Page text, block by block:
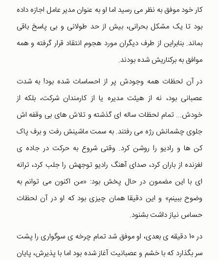
کار خود موفق به نظر می رسید اما او به عنوان مدیر عامل اجازه داده
بود تا یک مشکل بحرانی، بیش از حد طولانی و بی پاسخ باقی
بماند. بنابراین از طرف دیگران مورد هجوم انتقاد قرار گرفته و همه
موافق به برکناریش شده بودند.
در آن لحظات همه وجودش پر از احساسات شده بود! به شدت
عصبانی بود، نه از هیئت مدیره یا از کارمندان شرکت، بلکه از
خودش... تمام لحظات ساله ای گذشته و تلاش های بی وقفه اش
جلوی چشمانش رژه می رفتند. به سمت ماشینش رفت و برف پاک
کن ها و رادیو را روشن کرد. وقتی شروع به حرکت در جاده ی
لغزنده از باران کرد، صدای آهنگ رادیو توجهش را جلب کرد، ترانه
ای با این مضمون در حال پخش بود: «من اکنون می توانم به
وضوح ببینم» و این دقیقا همان چیزی بود که او در آن لحظات
حساس نیاز داشت بشنود.
در 10 دقیقه ی بعدی، او موفق شد تمام چرخه ی سوگواری را پشت
سر بگذارد که با خشم و عصبانیت آغاز شده بود اما با پذیرش، پایان